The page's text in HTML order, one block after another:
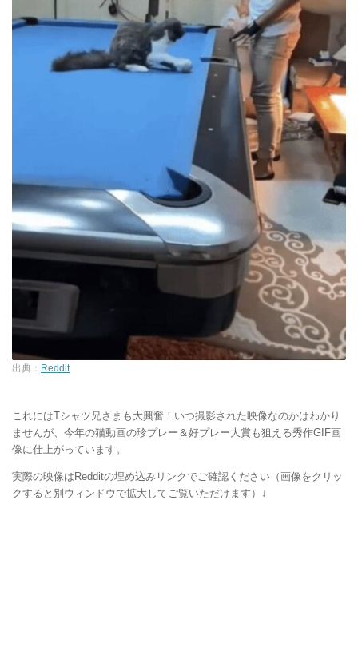
出典： Reddit
これにはTシャツ兄さまも大興奮！いつ撮影された映像なのかはわかり
ませんが、今年の猫動画の珍プレー＆好プレー大賞も狙える秀作GIF画
像に仕上がっています。
実際の映像はRedditの埋め込みリンクでご確認ください（画像をクリッ
クすると別ウィンドウで拡大してご覧いただけます）↓